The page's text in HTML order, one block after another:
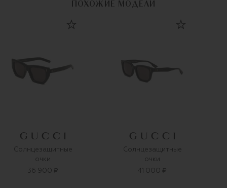
ПОХОЖИЕ МОДЕЛИ
Солнцезащитные
очки
36 900 ₽
Солнцезащитные
очки
41 000 ₽